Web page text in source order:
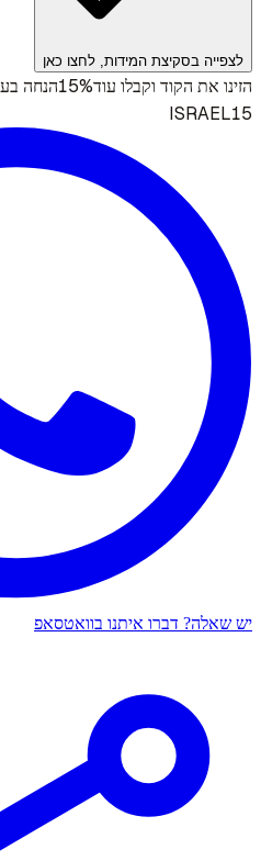
לצפייה בסקיצת המידות, לחצו כאן
הזינו את הקוד וקבלו עוד15%הנחה
ISRAEL15
יש שאלה? דברו איתנו בוואטסאפ